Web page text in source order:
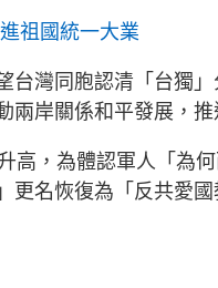
祖國統一大業
灣同胞認清「台獨」
岸關係和平發展，推
，為體認軍人「為
更名恢復為「反共愛